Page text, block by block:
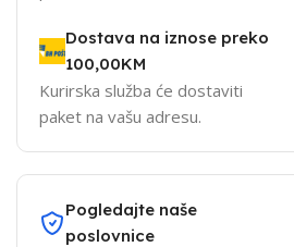
Dostava na iznose preko
100,00KM
Kurirska služba će dostaviti
paket na vašu adresu.
Pogledajte naše
poslovnice